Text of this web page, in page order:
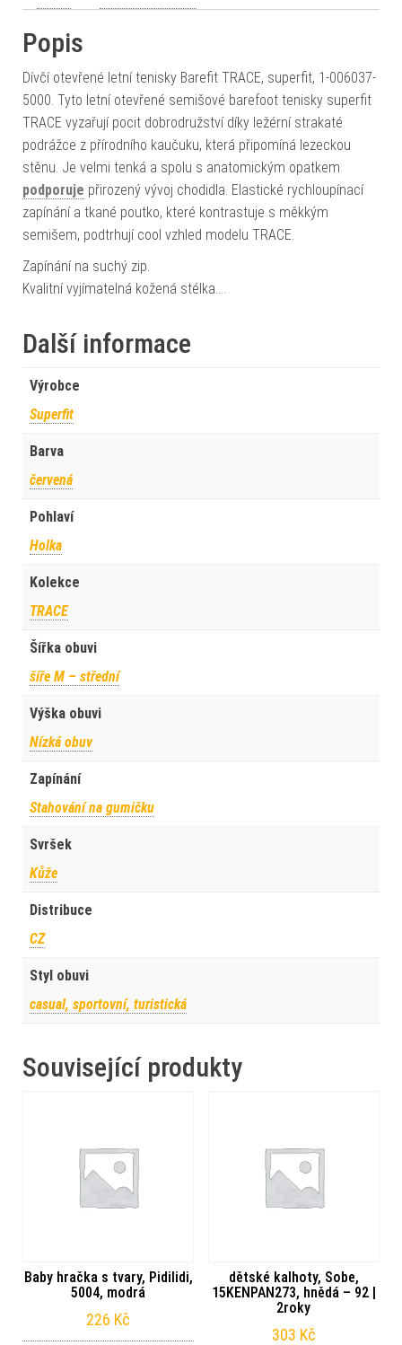
Popis
Dívčí otevřené letní tenisky Barefit TRACE, superfit, 1-006037-
5000. Tyto letní otevřené semišové barefoot tenisky superfit
TRACE vyzařují pocit dobrodružství díky ležérní strakaté
podrážce z přírodního kaučuku, která připomíná lezeckou
stěnu. Je velmi tenká a spolu s anatomickým opatkem
podporuje přirozený vývoj chodidla. Elastické rychloupínací
zapínání a tkané poutko, které kontrastuje s měkkým
semišem, podtrhují cool vzhled modelu TRACE.
Zapínání na suchý zip.
Kvalitní vyjímatelná kožená stélka.…
Další informace
Výrobce
Superfit
Barva
červená
Pohlaví
Holka
Kolekce
TRACE
Šířka obuvi
šíře M – střední
Výška obuvi
Nízká obuv
Zapínání
Stahování na gumičku
Svršek
Kůže
Distribuce
CZ
Styl obuvi
casual, sportovní, turistická
Související produkty
Baby hračka s tvary, Pidilidi,
5004, modrá
226 Kč
dětské kalhoty, Sobe,
15KENPAN273, hnědá – 92 |
2roky
303 Kč